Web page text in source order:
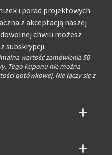
i porad projektowych.
z akceptacją naszej
dowolnej chwili możesz
subskrypcji.
wartość zamówienia 50
Tego kuponu nie można
gotówkowej. Nie łączy się z